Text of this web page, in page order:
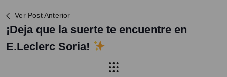
Ver Post Anterior
¡Deja que la suerte te encuentre en
E.Leclerc Soria!